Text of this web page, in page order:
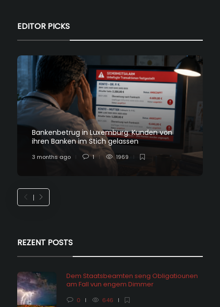
EDITOR PICKS
Bankenbetrug in Luxemburg: Kunden von
ihren Banken im Stich gelassen
3 months ago 1 1969
REZENT POSTS
Dem Staatsbeamten seng Obligatiounen
am Fall vun engem Dimmer
0 646